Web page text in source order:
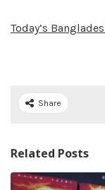
Today’s
Share
Related Posts